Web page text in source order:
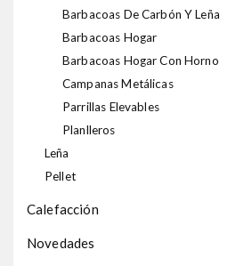
Barbacoas De Carbón Y Leña
Barbacoas Hogar
Barbacoas Hogar Con Horno
Campanas Metálicas
Parrillas Elevables
Planlleros
Leña
Pellet
Calefacción
Novedades